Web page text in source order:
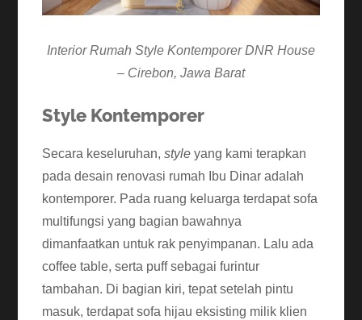
Interior Rumah Style Kontemporer DNR House
– Cirebon, Jawa Barat
Style Kontemporer
Secara keseluruhan,styleyang kami terapkan
pada desain renovasi rumah Ibu Dinar adalah
kontemporer. Pada ruang keluarga terdapat sofa
multifungsi yang bagian bawahnya
dimanfaatkan untuk rak penyimpanan. Lalu ada
coffee table, serta puff sebagai furintur
tambahan. Di bagian kiri, tepat setelah pintu
masuk, terdapat sofa hijau eksisting milik klien